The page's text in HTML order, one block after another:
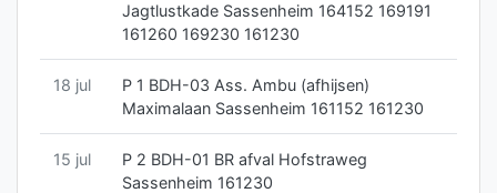
Jagtlustkade Sassenheim 164152 169191
161260 169230 161230
18 jul
P 1 BDH-03 Ass. Ambu (afhijsen)
Maximalaan Sassenheim 161152 161230
15 jul
P 2 BDH-01 BR afval Hofstraweg
Sassenheim 161230